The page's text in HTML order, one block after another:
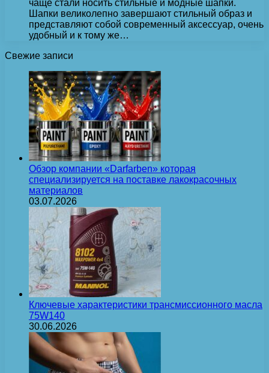
чаще стали носить стильные и модные шапки.
Шапки великолепно завершают стильный образ и
представляют собой современный аксессуар, очень
удобный и к тому же…
Свежие записи
Обзор компании «Darfarben» которая
специализируется на поставке лакокрасочных
материалов
03.07.2026
Ключевые характеристики трансмиссионного масла
75W140
30.06.2026